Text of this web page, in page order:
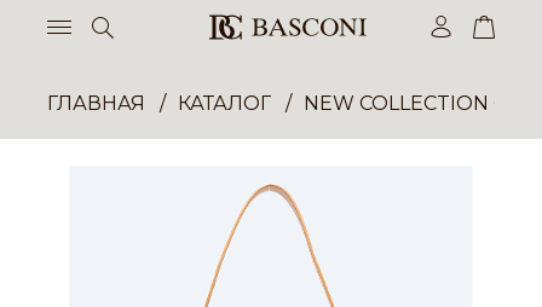
ГЛАВНАЯ КАТАЛОГ NEW COLLECTION